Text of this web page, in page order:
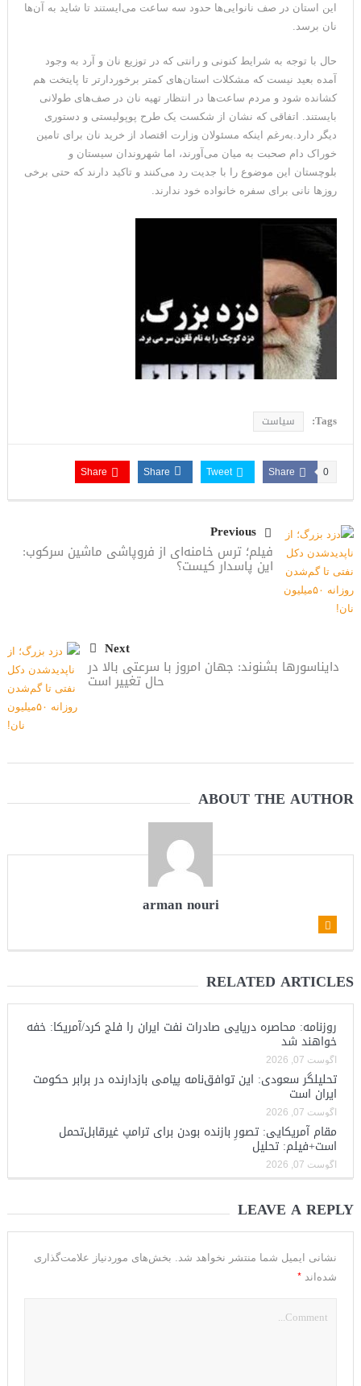
این استان در صف نانوایی‌ها حدود سه ساعت می‌ایستند تا شاید به آن‌ها
نان برسد.
حال با توجه به شرایط کنونی و رانتی که در توزیع نان و آرد به وجود
آمده بعید نیست که مشکلات استان‌های کمتر برخوردارتر تا پایتخت هم
کشانده شود و مردم ساعت‌ها در انتظار تهیه نان در صف‌های طولانی
بایستند. اتفاقی که نشان از شکست یک طرح پوپولیستی و دستوری
دیگر دارد.به‌رغم اینکه مسئولان وزارت اقتصاد از خرید نان برای تامین
خوراک دام صحبت به میان می‌آورند، اما شهروندان سیستان و
بلوچستان این موضوع را با جدیت رد می‌کنند و تاکید دارند که حتی برخی
روزها نانی برای سفره خانواده خود ندارند.
Tags: سیاست
Share 0
Tweet
Share
Share
Previous
فیلم؛ ترس خامنه‌ای از فروپاشی ماشین سرکوب:
این پاسدار کیست؟
Next
دایناسور‌ها بشنوند: جهان امروز با سرعتی بالا در
حال تغییر است
ABOUT THE AUTHOR
arman nouri
RELATED ARTICLES
روزنامه: محاصره دریایی صادرات نفت ایران را فلج کرد/آمریکا: خفه
خواهند شد
آگوست 07, 2026
تحلیلگر سعودی: این توافق‌نامه پیامی بازدارنده در برابر حکومت
ایران است
آگوست 07, 2026
مقام آمریکایی: تصورِ بازنده بودن برای ترامپ غیرقابل‌تحمل
است+فیلم: تحلیل
آگوست 07, 2026
LEAVE A REPLY
نشانی ایمیل شما منتشر نخواهد شد.
بخش‌های موردنیاز علامت‌گذاری
شده‌اند *